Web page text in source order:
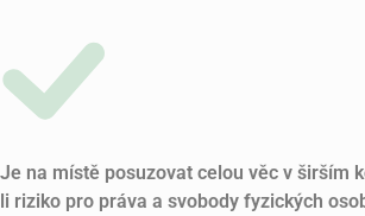
Je na místě posuzovat celou věc v širším
li riziko pro práva a svobody fyzických